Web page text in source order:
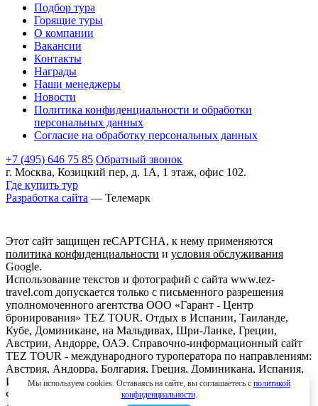
Подбор тура
Горящие туры
О компании
Вакансии
Контакты
Награды
Наши менеджеры
Новости
Политика конфиденциальности и обработки
персональных данных
Согласие на обработку персональных данных
+7 (495) 646 75 85 Обратный звонок
г. Москва, Козицкий пер, д. 1А, 1 этаж, офис 102.
Где купить тур
Разработка сайта — Телемарк
Этот сайт защищен reCAPTCHA, к нему применяются
политика конфиденциальности и условия обслуживания
Google.
Использование текстов и фотографий с сайта www.tez-
travel.com допускается только с письменного разрешения
уполномоченного агентства ООО «Гарант - Центр
бронирования» TEZ TOUR. Отдых в Испании, Таиланде,
Кубе, Доминикане, на Мальдивах, Шри-Ланке, Греции,
Австрии, Андорре, ОАЭ. Справочно-информационный сайт
TEZ TOUR - международного туроператора по направлениям:
Австрия, Андорра, Болгария, Греция, Доминикана, Испания,
Италия, Кипр, Куба, Мальдивы, Мексика, ОАЭ, Таиланд,
Франция, Шри-Ланка. Информация о ценах, указанная на
Мы используем cookies. Оставаясь на сайте, вы соглашаетесь с политикой
конфиденциальности.